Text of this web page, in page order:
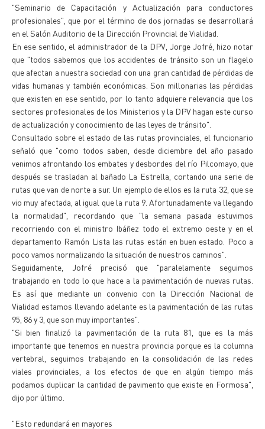
"Seminario de Capacitación y Actualización para conductores
profesionales", que por el término de dos jornadas se desarrollará
en el Salón Auditorio de la Dirección Provincial de Vialidad.
En ese sentido, el administrador de la DPV, Jorge Jofré, hizo notar
que "todos sabemos que los accidentes de tránsito son un flagelo
que afectan a nuestra sociedad con una gran cantidad de pérdidas de
vidas humanas y también económicas. Son millonarias las pérdidas
que existen en ese sentido, por lo tanto adquiere relevancia que los
sectores profesionales de los Ministerios y la DPV hagan este curso
de actualización y conocimiento de las leyes de tránsito".
Consultado sobre el estado de las rutas provinciales, el funcionario
señaló que "como todos saben, desde diciembre del año pasado
venimos afrontando los embates y desbordes del río Pilcomayo, que
después se trasladan al bañado La Estrella, cortando una serie de
rutas que van de norte a sur. Un ejemplo de ellos es la ruta 32, que se
vio muy afectada, al igual que la ruta 9. Afortunadamente va llegando
la normalidad", recordando que "la semana pasada estuvimos
recorriendo con el ministro Ibáñez todo el extremo oeste y en el
departamento Ramón Lista las rutas están en buen estado. Poco a
poco vamos normalizando la situación de nuestros caminos".
Seguidamente, Jofré precisó que "paralelamente seguimos
trabajando en todo lo que hace a la pavimentación de nuevas rutas.
Es así que mediante un convenio con la Dirección Nacional de
Vialidad estamos llevando adelante es la pavimentación de las rutas
95, 86 y 3, que son muy importantes".
"Si bien finalizó la pavimentación de la ruta 81, que es la más
importante que tenemos en nuestra provincia porque es la columna
vertebral, seguimos trabajando en la consolidación de las redes
viales provinciales, a los efectos de que en algún tiempo más
podamos duplicar la cantidad de pavimento que existe en Formosa",
dijo por último.
"Esto redundará en mayores